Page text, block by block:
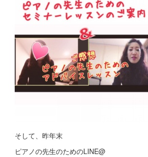
そして、昨年末
ピアノの先生のためのLINE@